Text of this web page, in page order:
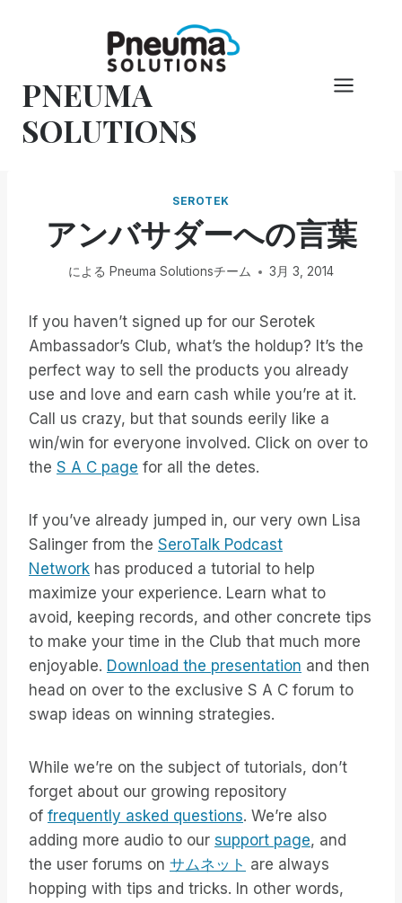
PNEUMA
SOLUTIONS
SEROTEK
アンバサダーへの言葉
による Pneuma Solutionsチーム 3月 3, 2014
If you haven’t signed up for our Serotek
Ambassador’s Club, what’s the holdup? It’s the
perfect way to sell the products you already
use and love and earn cash while you’re at it.
Call us crazy, but that sounds eerily like a
win/win for everyone involved. Click on over to
the S A C page for all the detes.
If you’ve already jumped in, our very own Lisa
Salinger from the SeroTalk Podcast
Network has produced a tutorial to help
maximize your experience. Learn what to
avoid, keeping records, and other concrete tips
to make your time in the Club that much more
enjoyable. Download the presentation and then
head on over to the exclusive S A C forum to
swap ideas on winning strategies.
While we’re on the subject of tutorials, don’t
forget about our growing repository
of frequently asked questions. We’re also
adding more audio to our support page, and
the user forums on サムネット are always
hopping with tips and tricks. In other words,